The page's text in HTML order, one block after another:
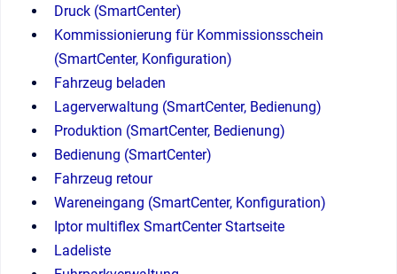
Druck (SmartCenter)
Kommissionierung für Kommissionsschein
(SmartCenter, Konfiguration)
Fahrzeug beladen
Lagerverwaltung (SmartCenter, Bedienung)
Produktion (SmartCenter, Bedienung)
Bedienung (SmartCenter)
Fahrzeug retour
Wareneingang (SmartCenter, Konfiguration)
Iptor multiflex SmartCenter Startseite
Ladeliste